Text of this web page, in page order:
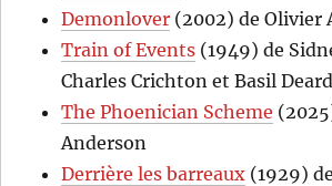
Demonlover (2002) de Olivier
Train of Events (1949) de
Charles Crichton et Basil
The Phoenician Scheme
Anderson
Derrière les barreaux (1929)